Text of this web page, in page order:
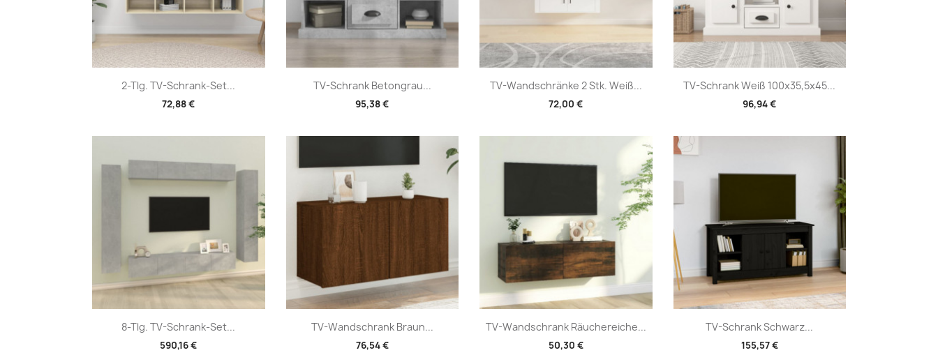
2-Tlg. TV-Schrank-Set...
72,88 €
Vorschau TV-Schrank Betongrau...
95,38 €
Vorschau TV-Wandschränke 2 Stk. Weiß...
72,00 €
Vorschau TV-Schrank Weiß 100x35,5x45...
96,94 €
Vorschau
8-Tlg. TV-Schrank-Set...
590,16 €
Vorschau TV-Wandschrank Braun...
76,54 €
Vorschau TV-Wandschrank Räuchereiche...
50,30 €
Vorschau TV-Schrank Schwarz...
155,57 €
Vorschau